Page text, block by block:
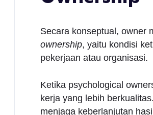
Secara konseptual, owner
ownership, yaitu kondisi
pekerjaan atau organisasi.
Ketika psychological
kerja yang lebih
menjaga keberlanjutan